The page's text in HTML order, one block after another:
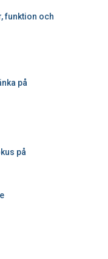
funktion och
på
på